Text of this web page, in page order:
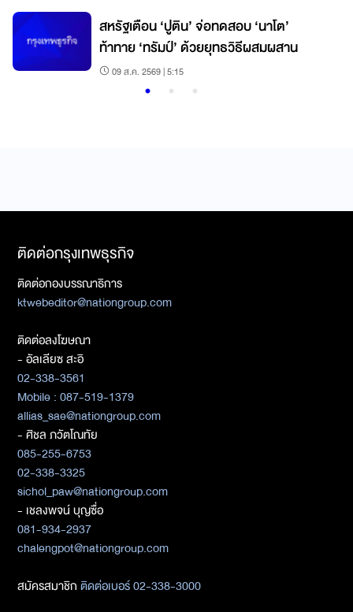
สหรัฐเตือน ‘ปูติน’ จ่อทดสอบ ‘นาโต’
ท้าทาย ‘ทรัมป์’ ด้วยยุทธวิธีผสมผสาน
09 ส.ค. 2569 | 5:15
ติดต่อกรุงเทพธุรกิจ
ติดต่อกองบรรณาธิการ
ktwebeditor@nationgroup.com
ติดต่อลงโฆษณา
- อัลเลียซ สะอิ
02-338-3561
Mobile : 087-519-1379
allias_sae@nationgroup.com
- ศิชล ภวัตโณทัย
085-255-6753
02-338-3325
sichol_paw@nationgroup.com
- เชลงพจน์ บุญซื่อ
081-934-2937
chalengpot@nationgroup.com
สมัครสมาชิกติดต่อเบอร์ 02-338-3000